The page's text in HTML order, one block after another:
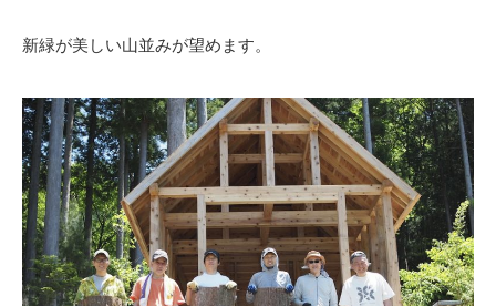
新緑が美しい山並みが望めます。